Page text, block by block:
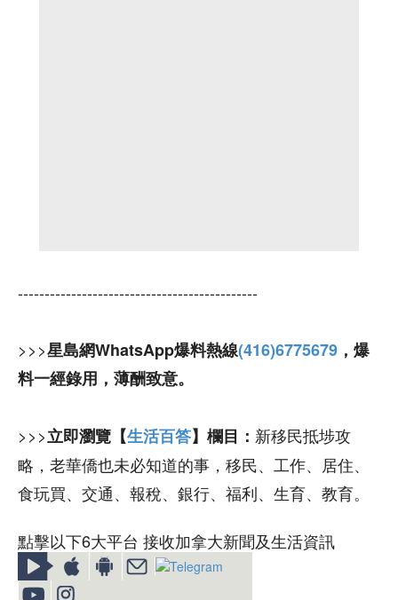
---------------------------------------------
>>>星島網WhatsApp爆料熱線(416)6775679 ，爆
料一經錄用，薄酬致意。
>>>立即瀏覽【生活百答】欄目： 新移民抵埗攻
略，老華僑也未必知道的事，移民、工作、居住、
食玩買、交通、報稅、銀行、福利、生育、教育。
點擊以下6大平台 接收加拿大新聞及生活資訊